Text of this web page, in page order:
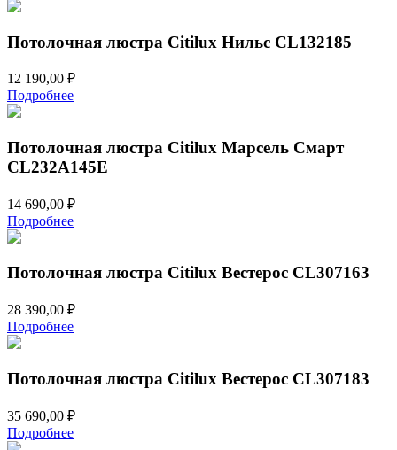
Потолочная люстра Citilux Нильс CL132185
12 190,00 ₽
Подробнее
Потолочная люстра Citilux Марсель Смарт
CL232A145E
14 690,00 ₽
Подробнее
Потолочная люстра Citilux Вестерос CL307163
28 390,00 ₽
Подробнее
Потолочная люстра Citilux Вестерос CL307183
35 690,00 ₽
Подробнее